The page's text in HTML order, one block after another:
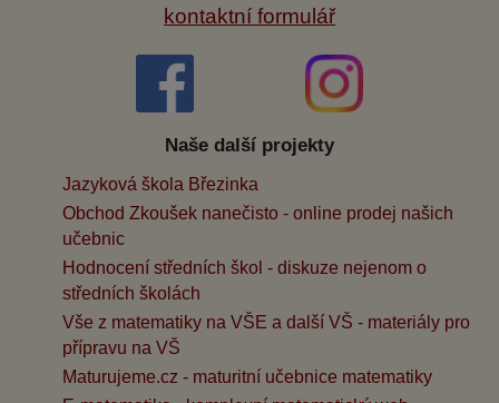
kontaktní formulář
Naše další projekty
Jazyková škola Březinka
Obchod Zkoušek nanečisto - online prodej našich
učebnic
Hodnocení středních škol - diskuze nejenom o
středních školách
Vše z matematiky na VŠE a další VŠ - materiály pro
přípravu na VŠ
Maturujeme.cz - maturitní učebnice matematiky